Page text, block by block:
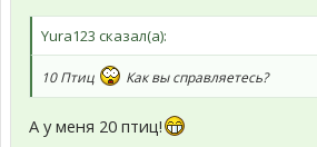
Yura123 сказал(а):
10 Птиц Как вы справляетесь?
А у меня 20 птиц!